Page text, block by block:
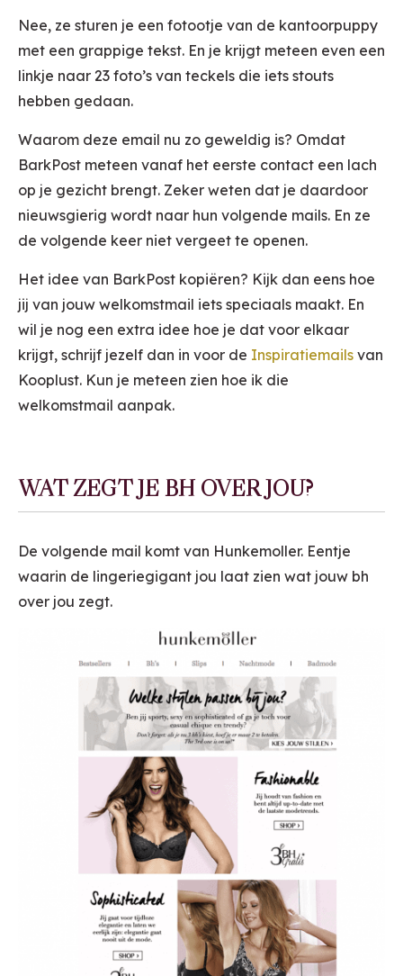
Nee, ze sturen je een fotootje van de kantoorpuppy
met een grappige tekst. En je krijgt meteen even een
linkje naar 23 foto’s van teckels die iets stouts
hebben gedaan.
Waarom deze email nu zo geweldig is? Omdat
BarkPost meteen vanaf het eerste contact een lach
op je gezicht brengt. Zeker weten dat je daardoor
nieuwsgierig wordt naar hun volgende mails. En ze
de volgende keer niet vergeet te openen.
Het idee van BarkPost kopiëren? Kijk dan eens hoe
jij van jouw welkomstmail iets speciaals maakt. En
wil je nog een extra idee hoe je dat voor elkaar
krijgt, schrijf jezelf dan in voor de Inspiratiemails van
Kooplust. Kun je meteen zien hoe ik die
welkomstmail aanpak.
WAT ZEGT JE BH OVER JOU?
De volgende mail komt van Hunkemoller. Eentje
waarin de lingeriegigant jou laat zien wat jouw bh
over jou zegt.